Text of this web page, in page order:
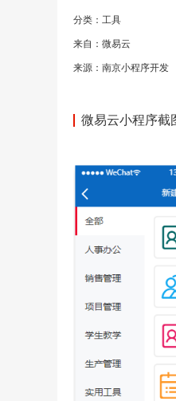
分类： 工具
来自：微易云
来源： 南京小程序开发
微易云小程序截